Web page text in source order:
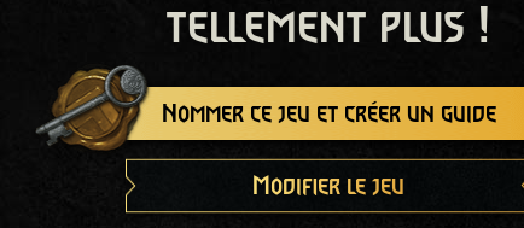
tellement plus !
Nommer ce jeu et créer un guide
Modifier le jeu